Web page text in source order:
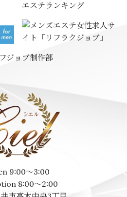
エステランキング
9:00～3:00
8:00～2:00